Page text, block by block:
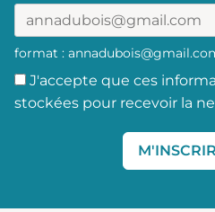
format :
J'accepte que ces
stockées pour recevoir la